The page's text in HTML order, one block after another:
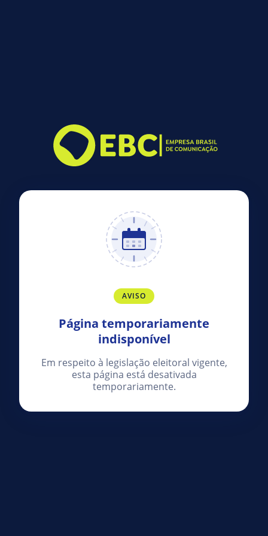
AVISO
Página temporariamente
indisponível
Em respeito à legislação eleitoral vigente,
esta página está desativada
temporariamente.